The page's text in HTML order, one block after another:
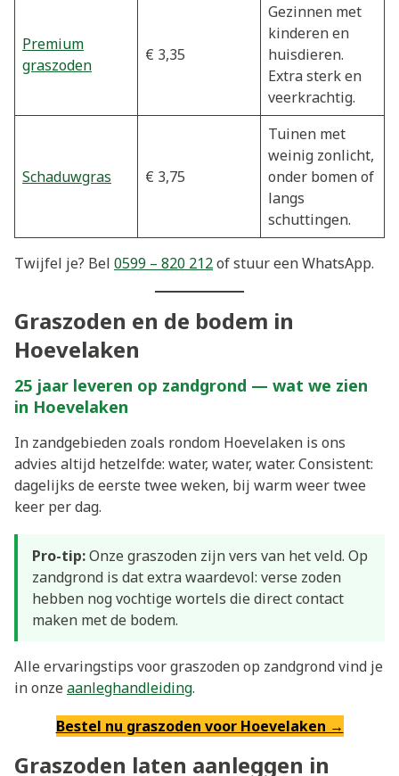
Premium
graszoden
€ 3,35
Gezinnen met
kinderen en
huisdieren.
Extra sterk en
veerkrachtig.
Schaduwgras € 3,75
Tuinen met
weinig zonlicht,
onder bomen of
langs
schuttingen.
Twijfel je? Bel 0599 – 820 212of stuur een WhatsApp.
Graszoden en de bodem in
Hoevelaken
25 jaar leveren op zandgrond — wat we zien
in Hoevelaken
In zandgebieden zoals rondom Hoevelaken is ons
advies altijd hetzelfde: water, water, water. Consistent:
dagelijks de eerste twee weken, bij warm weer twee
keer per dag.
Pro-tip:Onze graszoden zijn vers van het veld. Op
zandgrond is dat extra waardevol: verse zoden
hebben nog vochtige wortels die direct contact
maken met de bodem.
Alle ervaringstips voor graszoden op zandgrond vind je
in onzeaanleghandleiding.
Bestel nu graszoden voor Hoevelaken →
Graszoden laten aanleggen in